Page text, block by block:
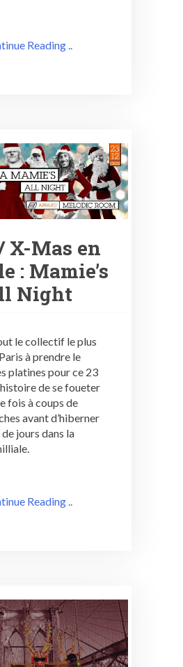
Reading ..
X-Mas en
: Mamie’s
Night
le collectif le plus
à prendre le
platines pour ce 23
de se foueter
fois à coups de
avant d’hiberner
jours dans la
Reading ..